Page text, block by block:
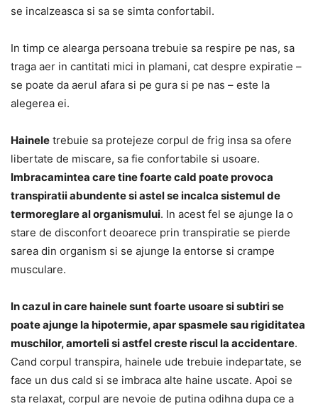
se incalzeasca si sa se simta confortabil.
In timp ce alearga persoana trebuie sa respire pe nas, sa
traga aer in cantitati mici in plamani, cat despre expiratie –
se poate da aerul afara si pe gura si pe nas – este la
alegerea ei.
Hainele trebuie sa protejeze corpul de frig insa sa ofere
libertate de miscare, sa fie confortabile si usoare.
Imbracamintea care tine foarte cald poate provoca
transpiratii abundente si astel se incalca sistemul de
termoreglare al organismului. In acest fel se ajunge la o
stare de disconfort deoarece prin transpiratie se pierde
sarea din organism si se ajunge la entorse si crampe
musculare.
In cazul in care hainele sunt foarte usoare si subtiri se
poate ajunge la hipotermie, apar spasmele sau rigiditatea
muschilor, amorteli si astfel creste riscul la accidentare.
Cand corpul transpira, hainele ude trebuie indepartate, se
face un dus cald si se imbraca alte haine uscate. Apoi se
sta relaxat, corpul are nevoie de putina odihna dupa ce a